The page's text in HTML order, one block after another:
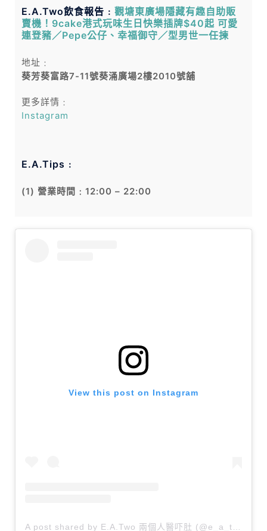
E.A.Two飲食報告﹕ 觀塘東廣場隱藏有趣自助販
賣機！9cake港式玩味生日快樂插牌$40起 可愛
連登豬／Pepe公仔、幸福御守／型男世一任揀
地址﹕
葵芳葵富路7-11號葵涌廣場2樓2010號舖
更多詳情﹕
Instagram
E.A.Tips﹕
(1) 營業時間﹕12:00 – 22:00
View this post on Instagram